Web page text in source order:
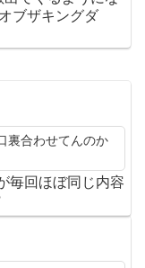
ブザキングダ
裏合わせてんのか
毎回ほぼ同じ内容